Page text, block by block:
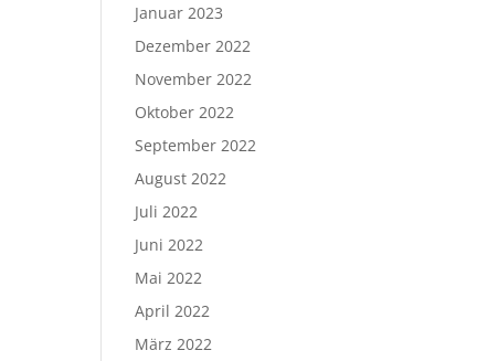
Januar 2023
Dezember 2022
November 2022
Oktober 2022
September 2022
August 2022
Juli 2022
Juni 2022
Mai 2022
April 2022
März 2022